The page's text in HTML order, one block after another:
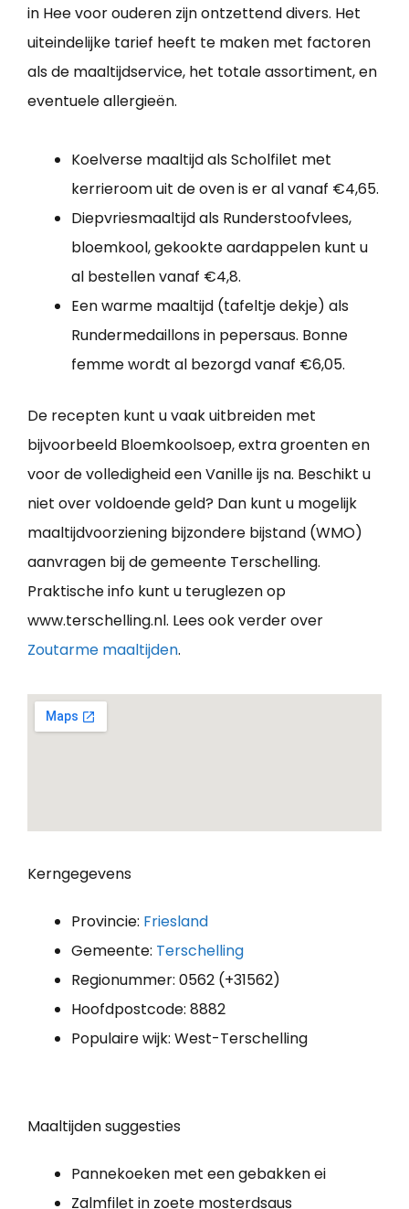
in Hee voor ouderen zijn ontzettend divers. Het
uiteindelijke tarief heeft te maken met factoren
als de maaltijdservice, het totale assortiment, en
eventuele allergieën.
Koelverse maaltijd als Scholfilet met
kerrieroom uit de oven is er al vanaf €4,65.
Diepvriesmaaltijd als Runderstoofvlees,
bloemkool, gekookte aardappelen kunt u
al bestellen vanaf €4,8.
Een warme maaltijd (tafeltje dekje) als
Rundermedaillons in pepersaus. Bonne
femme wordt al bezorgd vanaf €6,05.
De recepten kunt u vaak uitbreiden met
bijvoorbeeld Bloemkoolsoep, extra groenten en
voor de volledigheid een Vanille ijs na. Beschikt u
niet over voldoende geld? Dan kunt u mogelijk
maaltijdvoorziening bijzondere bijstand (WMO)
aanvragen bij de gemeente Terschelling.
Praktische info kunt u teruglezen op
www.terschelling.nl. Lees ook verder over
Zoutarme maaltijden.
Kerngegevens
Provincie: Friesland
Gemeente: Terschelling
Regionummer: 0562 (+31562)
Hoofdpostcode: 8882
Populaire wijk: West-Terschelling
Maaltijden suggesties
Pannekoeken met een gebakken ei
Zalmfilet in zoete mosterdsaus